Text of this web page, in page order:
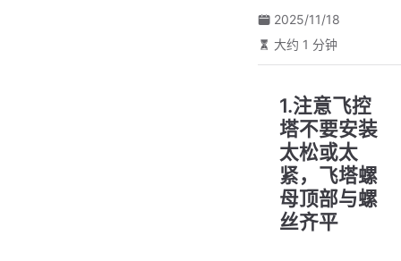
2025/11/18
大约 1 分钟
1.注意飞控
塔不要安装
太松或太
紧，飞塔螺
母顶部与螺
丝齐平